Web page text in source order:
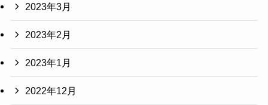
2023年3月
2023年2月
2023年1月
2022年12月